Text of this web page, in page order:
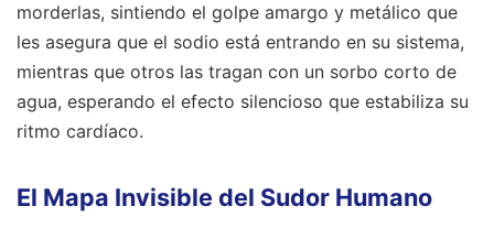
morderlas, sintiendo el golpe amargo y metálico que
les asegura que el sodio está entrando en su sistema,
mientras que otros las tragan con un sorbo corto de
agua, esperando el efecto silencioso que estabiliza su
ritmo cardíaco.
El Mapa Invisible del Sudor Humano